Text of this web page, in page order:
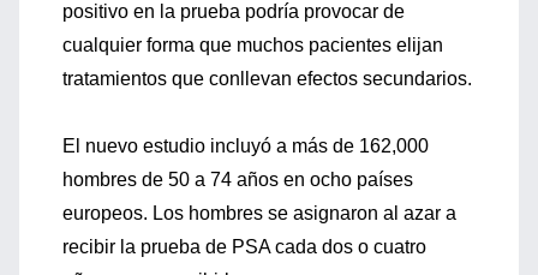
positivo en la prueba podría provocar de
cualquier forma que muchos pacientes elijan
tratamientos que conllevan efectos secundarios.
El nuevo estudio incluyó a más de 162,000
hombres de 50 a 74 años en ocho países
europeos. Los hombres se asignaron al azar a
recibir la prueba de PSA cada dos o cuatro